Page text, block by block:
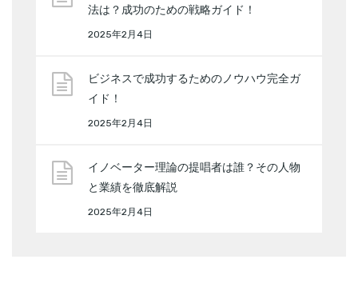
法は？成功のための戦略ガイド！
2025年2月4日
ビジネスで成功するためのノウハウ完全ガ
イド！
2025年2月4日
イノベーター理論の提唱者は誰？その人物
と業績を徹底解説
2025年2月4日